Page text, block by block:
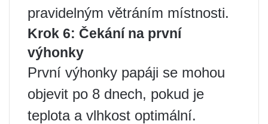
pravidelným větráním místnosti.
Krok 6: Čekání na první
výhonky
První výhonky papáji se mohou
objevit po 8 dnech, pokud je
teplota a vlhkost optimální.